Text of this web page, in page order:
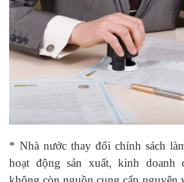
* Nhà nước thay đổi chính sách
hoạt động sản xuất, kinh doanh